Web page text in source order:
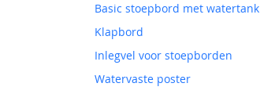
Basic stoepbord met watertank
Klapbord
Inlegvel voor stoepborden
Watervaste poster